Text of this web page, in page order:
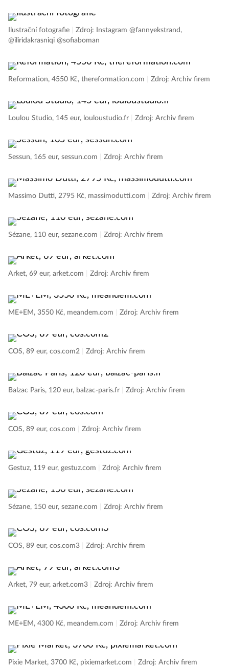
Ilustrační fotografie
Zdroj: Instagram @fannyekstrand,
@iliridakrasniqi @sofiaboman
Reformation, 4550 Kč, thereformation.com Zdroj: Archiv firem
Loulou Studio, 145 eur, louloustudio.fr Zdroj: Archiv firem
Sessun, 165 eur, sessun.com Zdroj: Archiv firem
Massimo Dutti, 2795 Kč, massimodutti.com Zdroj: Archiv firem
Sézane, 110 eur, sezane.com Zdroj: Archiv firem
Arket, 69 eur, arket.com Zdroj: Archiv firem
ME+EM, 3550 Kč, meandem.com Zdroj: Archiv firem
COS, 89 eur, cos.com2 Zdroj: Archiv firem
Balzac Paris, 120 eur, balzac-paris.fr Zdroj: Archiv firem
COS, 89 eur, cos.com Zdroj: Archiv firem
Gestuz, 119 eur, gestuz.com Zdroj: Archiv firem
Sézane, 150 eur, sezane.com Zdroj: Archiv firem
COS, 89 eur, cos.com3 Zdroj: Archiv firem
Arket, 79 eur, arket.com3 Zdroj: Archiv firem
ME+EM, 4300 Kč, meandem.com Zdroj: Archiv firem
Pixie Market, 3700 Kč, pixiemarket.com Zdroj: Archiv firem